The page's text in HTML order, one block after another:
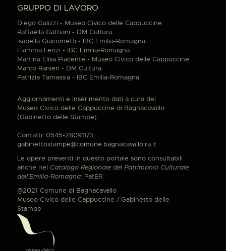
GRUPPO DI LAVORO
Diego Galizzi - Museo Civico delle Cappuccine
Raffaella Gattiani - DM Cultura
Isabella Giacometti - IBC Emilia-Romagna
Fiamma Lenzi - IBC Emilia-Romagna
Martina Elisa Piacente - Museo Civico delle Cappuccine
Marco Ranieri - DM Cultura
Patrizia Tamassia - IBC Emilia-Romagna
Aggiornamenti e inserimento dati a cura del
Museo Civico delle Cappuccine di Bagnacavallo
(Gabinetto delle Stampe).
Contatti: 0545-280911/3;
gabinettostampe@comune.bagnacavallo.ra.it
Le opere presenti in questo portale sono consultabili
anche nel Catalogo Regionale del Patrimonio Culturale
dell'Emilia-Romagna: PatER.
@2021 Comune di Bagnacavallo
Museo Civico delle Cappuccine / Gabinetto delle
Stampe